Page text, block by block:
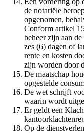
de notariële
opgenomen,
Conform artikel
beheer zijn aan
zes (6) dagen of
rente en kosten
zijn worden door
De maatschap
opgestelde
De wet schrijft
waarin wordt
Er geldt een
Op de